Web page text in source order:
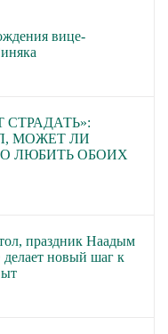
вице-
СТРАДАТЬ»:
МОЖЕТ ЛИ
ЛЮБИТЬ ОБОИХ
праздник Наадым
новый шаг к